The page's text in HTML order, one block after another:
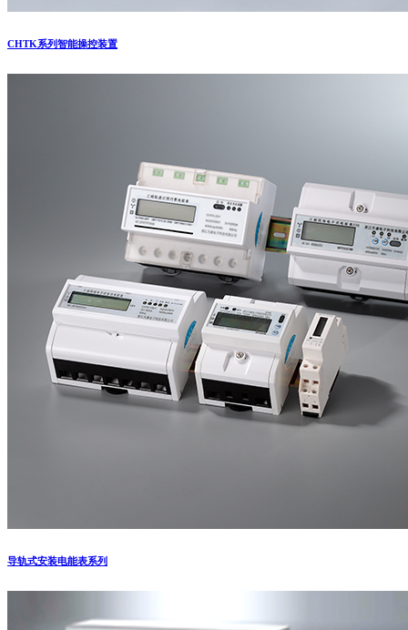
CHTK系列智能操控装置
导轨式安装电能表系列